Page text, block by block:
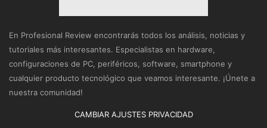
En Profesional Review encontrarás todos los análisis, noticias y
tutoriales más interesantes. Especialistas en hardware,
configuraciones de PC, periféricos, software, smartphone y
cualquier producto tecnológico que veamos interesante. ¡Únete a
nuestra comunidad!
CAMBIAR AJUSTES PRIVACIDAD